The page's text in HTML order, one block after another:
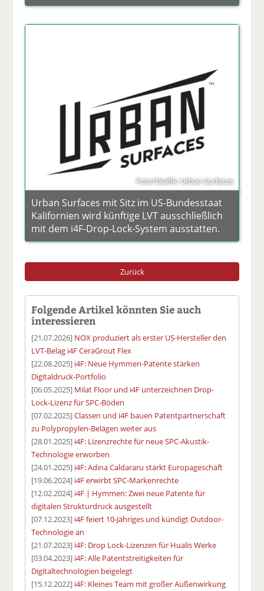
Foto/Grafik: Urban Surfaces
Urban Surfaces mit Sitz im US-Bundesstaat
Kalifornien wird künftige LVT ausschließlich
mit dem i4F-Drop-Lock-System ausstatten.
Zurück
Folgende Artikel könnten Sie auch
interessieren
[21.07.2026] NOX produziert als erster US-Hersteller den
LVT-Belag i4F CeraGrout Flex
[22.08.2025] i4F: Neue Hymmen-Patente stärken
Digitaldruck-Portfolio
[06.05.2025] Milat Floor und i4F unterzeichnen Drop-
Lock-Lizenz für SPC-Böden
[07.02.2025]Classen und i4F bauen Patentpartnerschaft
zu Polypropylen-Belägen weiter aus
[28.01.2025] i4F: Lizenzrechte für neue SPC-Akustik-
Technologie erworben
[24.01.2025] i4F: Adina Caldararu stärkt Europageschäft
[19.06.2024] i4F erwirbt SPC-Markenrechte
[12.02.2024] i4F | Hymmen: Zwei neue Patente für
digitalen Strukturdruck ausgestellt
[07.12.2023] i4F feiert 10-Jähriges und kündigt Outdoor-
Technologie an
[21.07.2023] i4F: Drop Lock-Lizenzen für Hualis Werke
[03.04.2023] i4F: Alle Patentstreitigkeiten für
Digitaltechnologien beigelegt
[15.12.2022] i4F: Kleines Team mit großer Außenwirkung